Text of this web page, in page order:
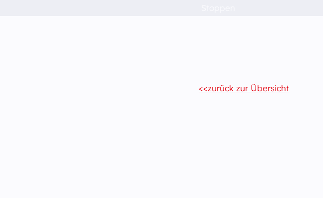
zurück zur Übersicht